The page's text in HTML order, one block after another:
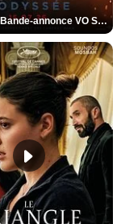
L'Odyssée Bande-annonce VO STFR